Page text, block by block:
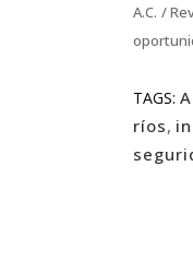
A.C. /
TAGS:
ríos,